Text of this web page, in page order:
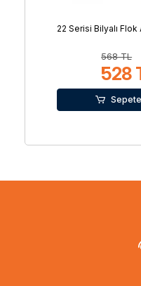
22 Serisi Bilyalı Flok
568 TL
528